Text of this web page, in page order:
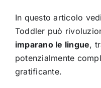
In questo articolo
Toddler può
imparano le lingue,
potenzialmente
gratificante.